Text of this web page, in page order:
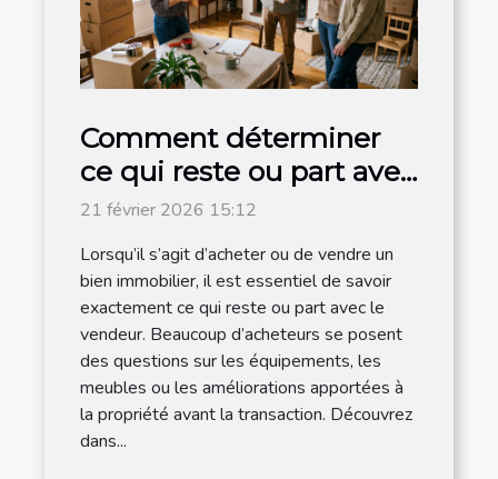
Comment déterminer
ce qui reste ou part avec
le vendeur ?
21 février 2026 15:12
Lorsqu’il s’agit d’acheter ou de vendre un
bien immobilier, il est essentiel de savoir
exactement ce qui reste ou part avec le
vendeur. Beaucoup d’acheteurs se posent
des questions sur les équipements, les
meubles ou les améliorations apportées à
la propriété avant la transaction. Découvrez
dans...